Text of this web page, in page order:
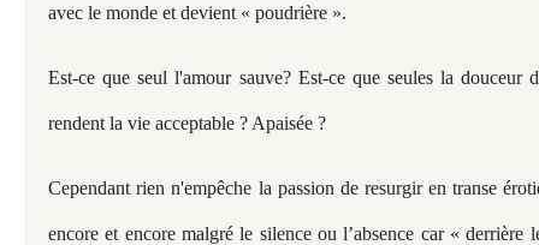
avec le monde et devient « poudrière ».
Est-ce que seul l'amour sauve? Est-ce que seules la douceur
rendent la vie acceptable ? Apaisée ?
Cependant rien n'empêche la passion de resurgir en transe
encore et encore malgré le silence ou l’absence car « derrière